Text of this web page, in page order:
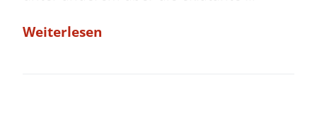
Weiterlesen